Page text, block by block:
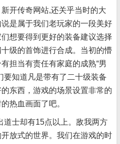
传奇网站,还关乎当时的大
是属于我们老玩家的一段美好
想要得到更好的装备建议选择
级的首饰进行合成。当初的懵
担当有责任有家庭的成熟“男
要知道凡是带有了二十级装备
东西，游戏的场景设置非常的
热血画面了吧。
士却有15点以上。敌我两方
放式的世界。我们在游戏的时